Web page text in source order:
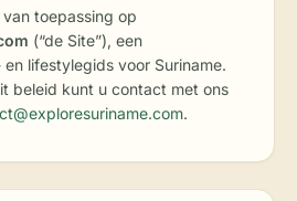
toepassing op
(“de Site”), een
lifestylegids voor Suriname.
beleid kunt u contact met ons
.